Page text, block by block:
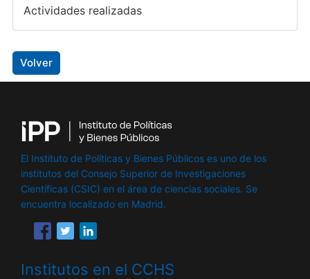
Actividades realizadas
Volver
El Instituto de Políticas y Bienes Públicos es uno de los
institutos del Consejo Superior de Investigaciones
Científicas (CSIC) en el área de ciencias sociales. Se
encuentra localizado en Madrid.
Institutos en el CCHS